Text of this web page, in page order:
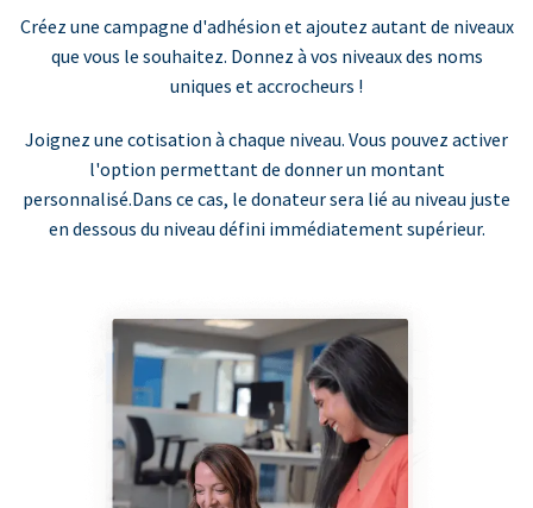
Créez une campagne d'adhésion et ajoutez autant de niveaux
que vous le souhaitez. Donnez à vos niveaux des noms
uniques et accrocheurs !
Joignez une cotisation à chaque niveau. Vous pouvez activer
l'option permettant de donner un montant
personnalisé.Dans ce cas, le donateur sera lié au niveau juste
en dessous du niveau défini immédiatement supérieur.